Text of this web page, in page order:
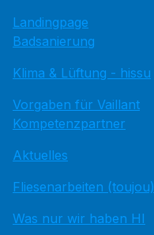
Landingpage
Badsanierung
Klima & Lüftung - hissu
Vorgaben für Vaillant
Kompetenzpartner
Aktuelles
Fliesenarbeiten (toujou)
Was nur wir haben HI